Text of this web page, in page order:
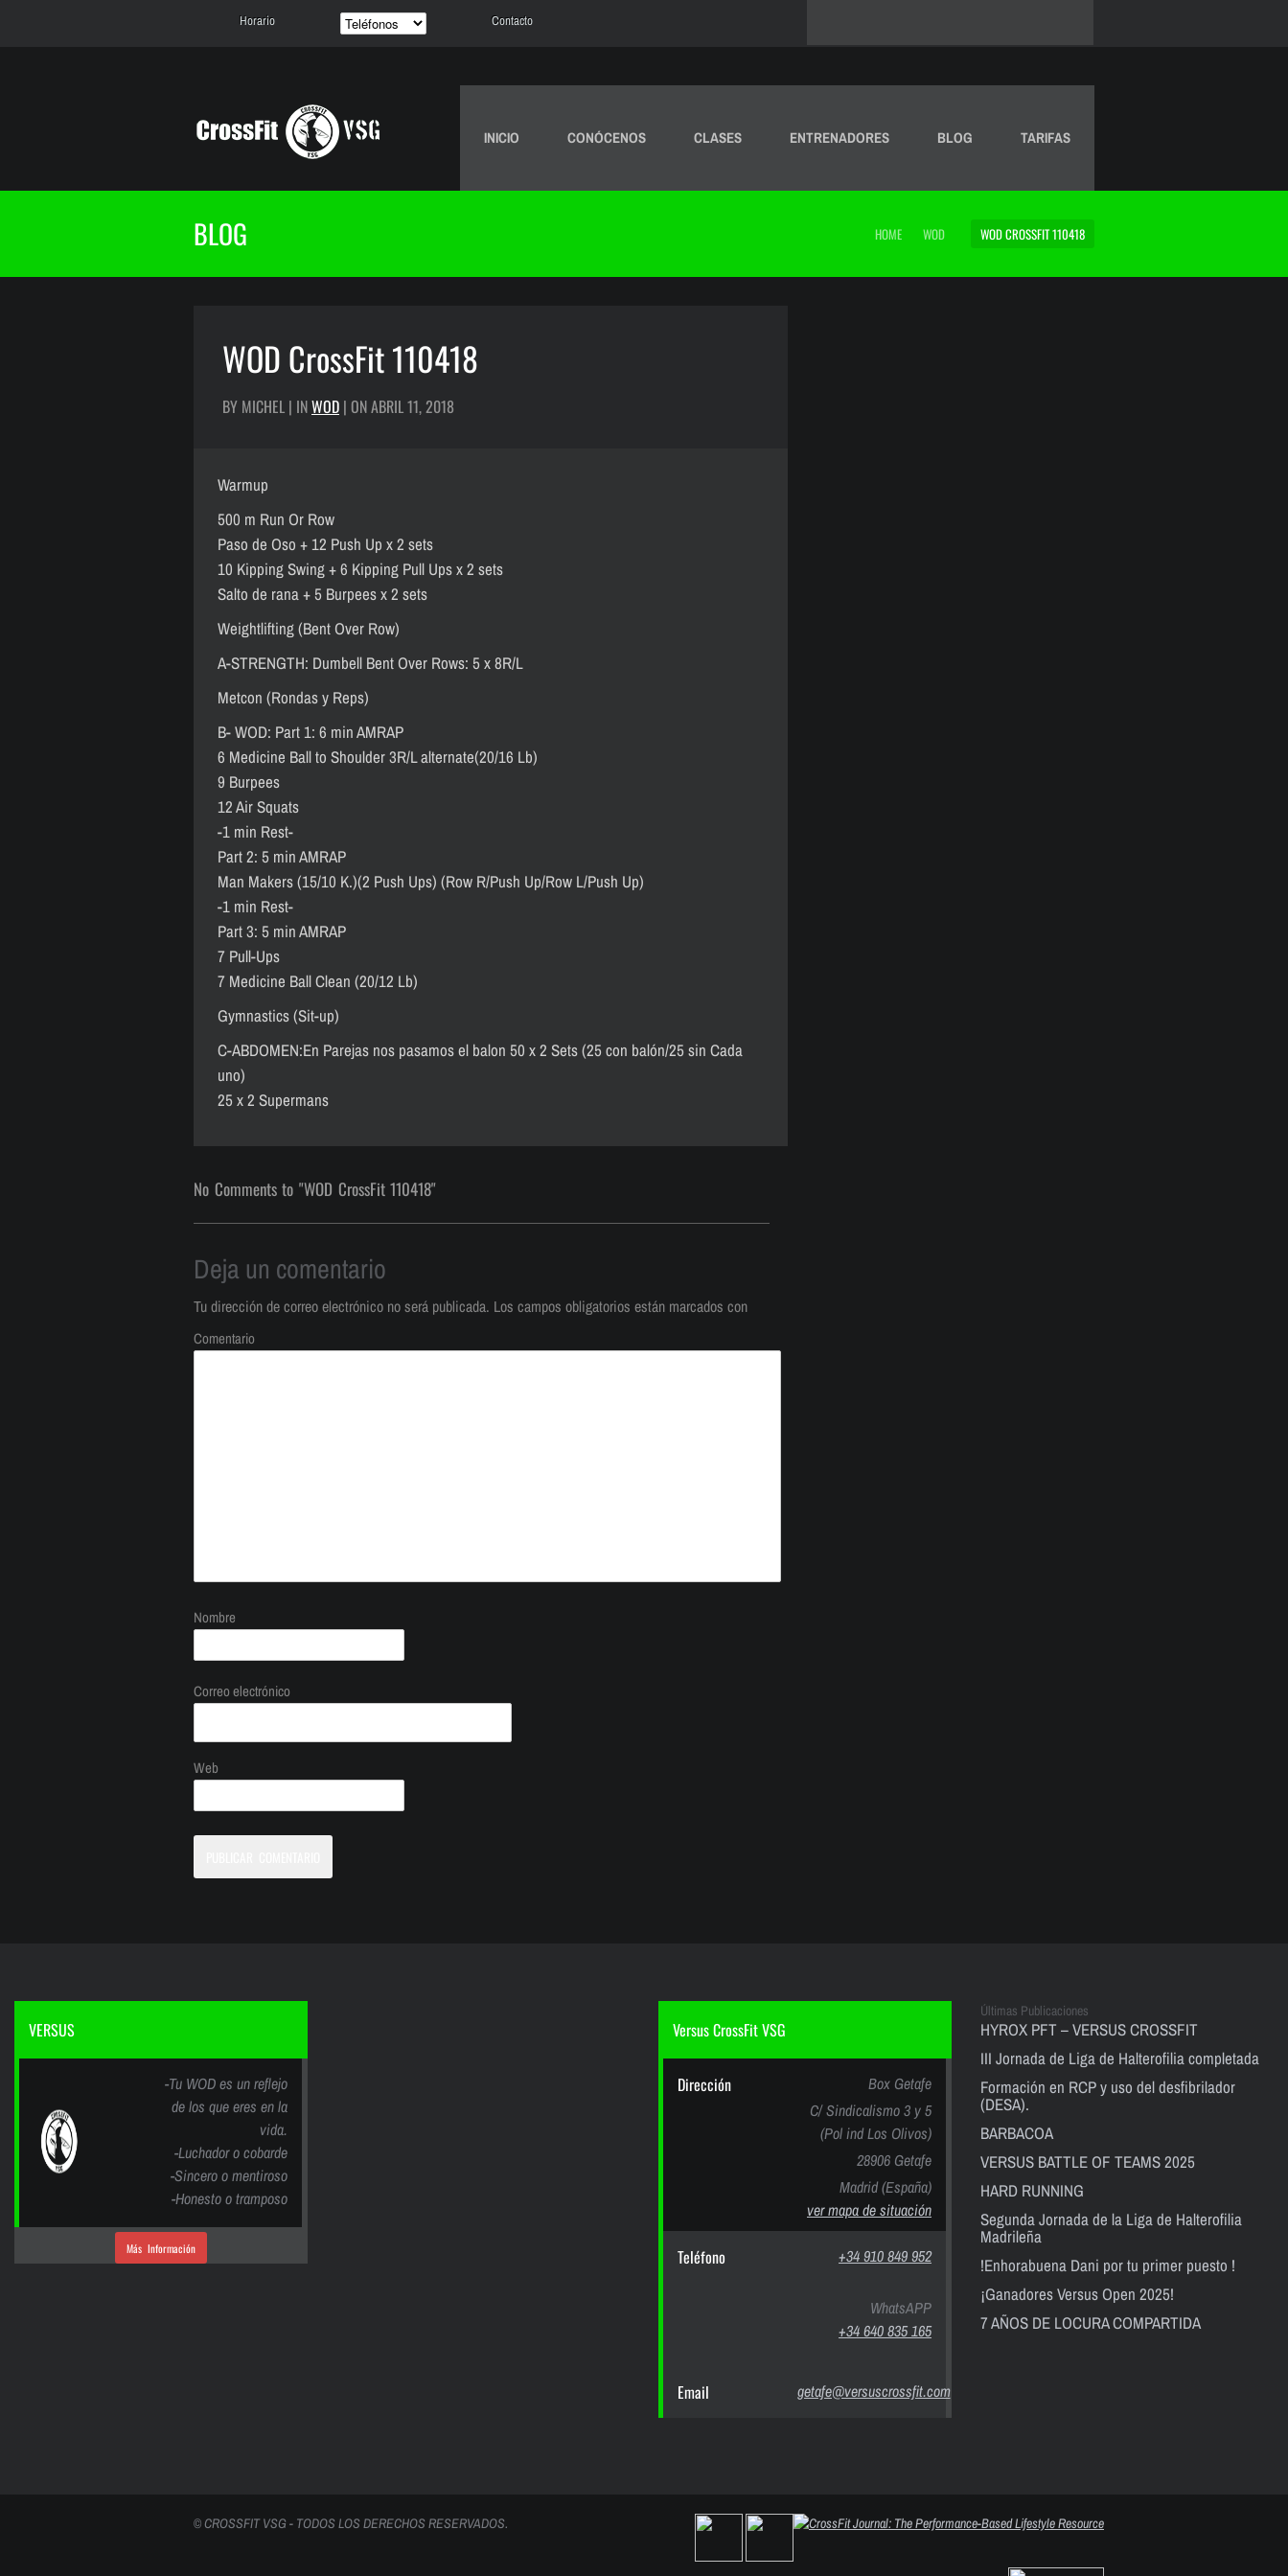
Horario Contacto
INICIO CONÓCENOS CLASES ENTRENADORES BLOG TARIFAS
BLOG HOME WOD WOD CROSSFIT 110418
WOD CrossFit 110418
BY MICHEL | INWOD | ON ABRIL 11, 2018
Warmup
500 m Run Or Row
Paso de Oso + 12 Push Up x 2 sets
10 Kipping Swing + 6 Kipping Pull Ups x 2 sets
Salto de rana + 5 Burpees x 2 sets
Weightlifting (Bent Over Row)
A-STRENGTH: Dumbell Bent Over Rows: 5 x 8R/L
Metcon (Rondas y Reps)
B- WOD: Part 1: 6 min AMRAP
6 Medicine Ball to Shoulder 3R/L alternate(20/16 Lb)
9 Burpees
12 Air Squats
-1 min Rest-
Part 2: 5 min AMRAP
Man Makers (15/10 K.)(2 Push Ups) (Row R/Push Up/Row L/Push Up)
-1 min Rest-
Part 3: 5 min AMRAP
7 Pull-Ups
7 Medicine Ball Clean (20/12 Lb)
Gymnastics (Sit-up)
C-ABDOMEN:En Parejas nos pasamos el balon 50 x 2 Sets (25 con balón/25 sin Cada
uno)
25 x 2 Supermans
No Comments to "WOD CrossFit 110418"
Deja un comentario
Tu dirección de correo electrónico no será publicada. Los campos obligatorios están marcados con
Comentario
Nombre
Correo electrónico
Web
VERSUS
-Tu WOD es un reflejo
de los que eres en la
vida.
-Luchador o cobarde
-Sincero o mentiroso
-Honesto o tramposo
Más Información
Versus CrossFit VSG
Dirección
Box Getafe
C/ Sindicalismo 3 y 5
(Pol ind Los Olivos)
28906 Getafe
Madrid (España)
ver mapa de situación
Teléfono +34 910 849 952
WhatsAPP
+34 640 835 165
Email getafe@versuscrossfit.com
Últimas Publicaciones
HYROX PFT – VERSUS CROSSFIT
III Jornada de Liga de Halterofilia completada
Formación en RCP y uso del desfibrilador
(DESA).
BARBACOA
VERSUS BATTLE OF TEAMS 2025
HARD RUNNING
Segunda Jornada de la Liga de Halterofilia
Madrileña
!Enhorabuena Dani por tu primer puesto !
¡Ganadores Versus Open 2025!
7 AÑOS DE LOCURA COMPARTIDA
© CROSSFIT VSG - TODOS LOS DERECHOS RESERVADOS.